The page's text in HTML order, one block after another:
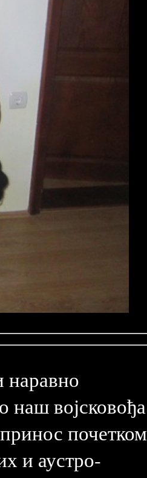
наравно
наш војсковођа
почетком
и аустро-